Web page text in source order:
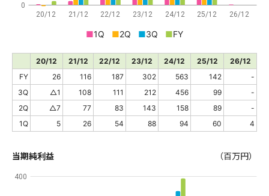
20/12 21/12 22/12 23/12 24/12 25/12 26/12
0
■1Q ■2Q ■3Q ■FY
20/12 21/12 22/12 23/12 24/12 25/12
26/12
FY
26 116 187 302 563 142
-
3Q
△1 108 111 212 456 99
-
2Q
△7 77 83 143 158 89
-
1Q
5 26 54 88 94 60 4
当期純利益 （百万円）
400